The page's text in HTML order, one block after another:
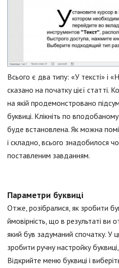
Всього є два типу: «У тексті» і
сказано на початку цієї статті.
на якій продемонстровано
буквиці. Клікніть по
буде встановлена. Як можна
і складно, всього знадобилося
поставленим завданням.
Параметри буквиці
Отже, розібралися, як зробити
ймовірність, що в результаті ви
який був задуманий спочатку. У
зробити ручну настройку
Відкрийте меню буквиці і